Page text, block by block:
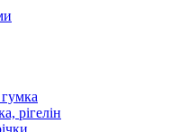
рігелін